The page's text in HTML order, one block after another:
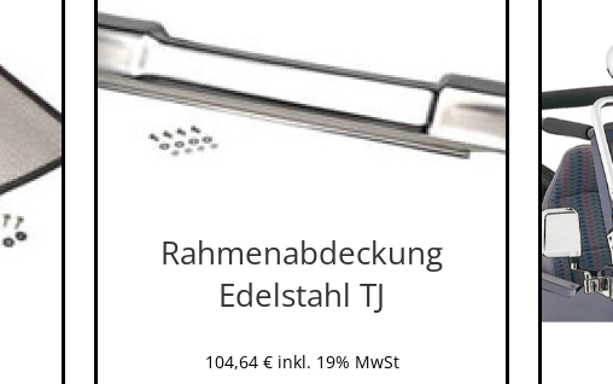
Rahmenabdeckung
Edelstahl TJ
104,64 € inkl. 19% MwSt